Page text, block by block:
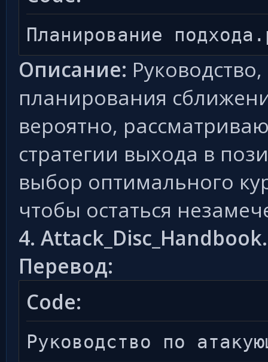
Планирование
Описание:
планирования
вероятно,
стратегии выхода в
выбор оптимального
чтобы остаться
4.
Перевод:
Code:
Руководство по